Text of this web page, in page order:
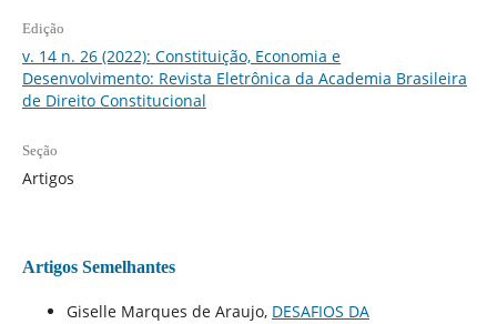
Edição
v. 14 n. 26 (2022): Constituição, Economia e
Desenvolvimento: Revista Eletrônica da Academia Brasileira
de Direito Constitucional
Seção
Artigos
Artigos Semelhantes
Giselle Marques de Araujo, DESAFIOS DA